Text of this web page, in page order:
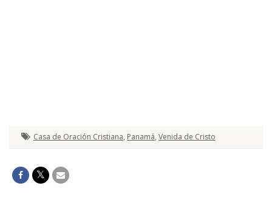
Casa de Oración Cristiana, Panamá, Venida de Cristo